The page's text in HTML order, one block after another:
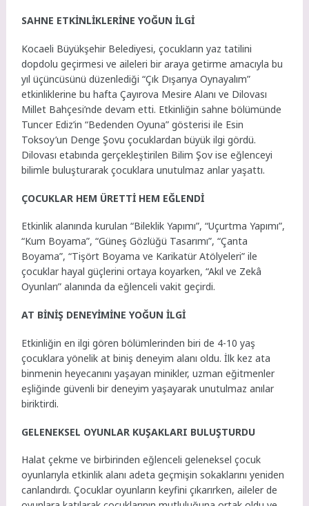
SAHNE ETKİNLİKLERİNE YOĞUN İLGİ
Kocaeli Büyükşehir Belediyesi, çocukların yaz tatilini
dopdolu geçirmesi ve aileleri bir araya getirme amacıyla bu
yıl üçüncüsünü düzenlediği “Çık Dışarıya Oynayalım”
etkinliklerine bu hafta Çayırova Mesire Alanı ve Dilovası
Millet Bahçesi’nde devam etti. Etkinliğin sahne bölümünde
Tuncer Ediz’in “Bedenden Oyuna” gösterisi ile Esin
Toksoy’un Denge Şovu çocuklardan büyük ilgi gördü.
Dilovası etabında gerçekleştirilen Bilim Şov ise eğlenceyi
bilimle buluşturarak çocuklara unutulmaz anlar yaşattı.
ÇOCUKLAR HEM ÜRETTİ HEM EĞLENDİ
Etkinlik alanında kurulan “Bileklik Yapımı”, “Uçurtma Yapımı”,
“Kum Boyama”, “Güneş Gözlüğü Tasarımı”, “Çanta
Boyama”, “Tişört Boyama ve Karikatür Atölyeleri” ile
çocuklar hayal güçlerini ortaya koyarken, “Akıl ve Zekâ
Oyunları” alanında da eğlenceli vakit geçirdi.
AT BİNİŞ DENEYİMİNE YOĞUN İLGİ
Etkinliğin en ilgi gören bölümlerinden biri de 4-10 yaş
çocuklara yönelik at biniş deneyim alanı oldu. İlk kez ata
binmenin heyecanını yaşayan minikler, uzman eğitmenler
eşliğinde güvenli bir deneyim yaşayarak unutulmaz anılar
biriktirdi.
GELENEKSEL OYUNLAR KUŞAKLARI BULUŞTURDU
Halat çekme ve birbirinden eğlenceli geleneksel çocuk
oyunlarıyla etkinlik alanı adeta geçmişin sokaklarını yeniden
canlandırdı. Çocuklar oyunların keyfini çıkarırken, aileler de